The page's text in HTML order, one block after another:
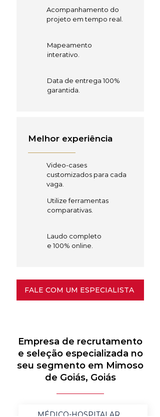
Acompanhamento do
projeto em tempo real.
Mapeamento
interativo.
Data de entrega 100%
garantida.
Melhor experiência
Video-cases
customizados para cada
vaga.
Utilize ferramentas
comparativas.
Laudo completo
e 100% online.
FALE COM UM ESPECIALISTA
Empresa de recrutamento
e seleção especializada no
seu segmento em Mimoso
de Goiás, Goiás
MÉDICO-HOSPITALAR